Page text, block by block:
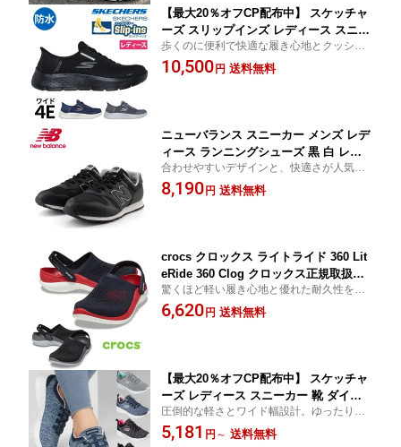
【最大20％オフCP配布中】 スケッチャ
ーズ スリップインズ レディース スニー
カー 防水 幅広 4E スリッポン ハンズフ
リー 124846W SKECHERS Slip-ins GO
歩くのに便利で快適な履き心地とクッショ
ン性を実感してください！
10,500 円 送料無料
ニューバランス スニーカー メンズ レデ
ィース ランニングシューズ 黒 白 レザ
ー 靴 new balance ML373 PK PJ ブラ
ック ホワイト ワイズ 2E 標準幅
合わせやすいデザインと、快適さが人気の
「373」新カラー。 BLACK WHITE ウォー
キングシューズ おしゃれ カジュアル 紐靴
8,190 円 送料無料
crocs クロックス ライトライド 360 Lit
eRide 360 Clog クロックス正規取扱店
レディース サンダル 206708 ギフト SA
LE クロックサンダル ストラップ
驚くほど軽い履き心地と優れた耐久性を実
現！ 水濡れOK 簡単お手入れ
6,620 円 送料無料
【最大20％オフCP配布中】 スケッチャ
ーズ レディース スニーカー 靴 ダイナ
マイト 2.0 イン ア フラッシュ 12965W
ワイド幅 ゴム紐 紐なしSKECHERS Dy
圧倒的な軽さとワイド幅設計。ゆったりと
ストレスフリーなフィット感！ 散歩 ジム
オフィス履き 仕事 旅行 普段用 外反母趾 甲
5,181 円 ～ 送料無料